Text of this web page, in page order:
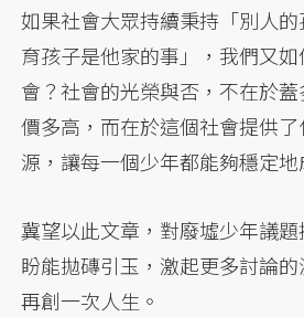
如果社會大眾持續秉持「別人
育孩子是他家的事」，我們又
會？社會的光榮與否，不在於
價多高，而在於這個社會提供
源，讓每一個少年都能夠穩定地
冀望以此文章，對廢墟少年議
盼能拋磚引玉，激起更多討論
再創一次人生。